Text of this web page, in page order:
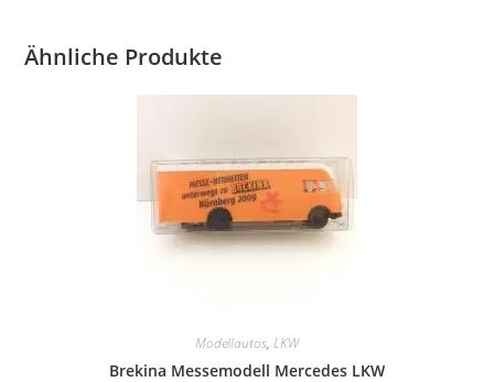
Ähnliche Produkte
Modellautos, LKW
Brekina Messemodell Mercedes LKW